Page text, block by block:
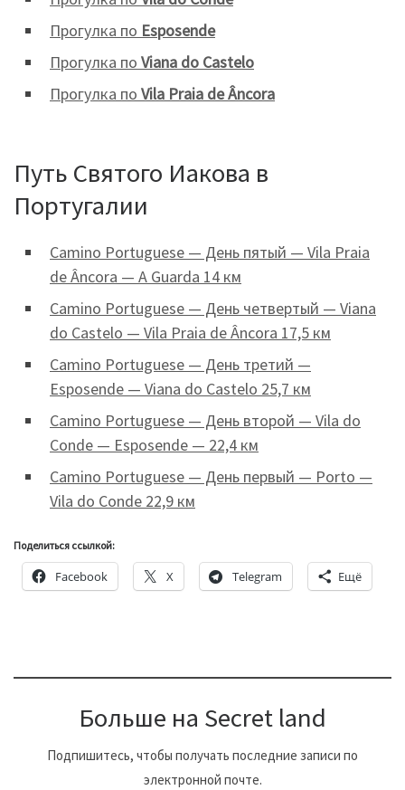
Прогулка по Esposende
Прогулка по Viana do Castelo
Прогулка по Vila Praia de Âncora
Путь Святого Иакова в
Португалии
Camino Portuguese — День пятый — Vila Praia
de Âncora — A Guarda 14 км
Camino Portuguese — День четвертый — Viana
do Castelo — Vila Praia de Âncora 17,5 км
Camino Portuguese — День третий —
Esposende — Viana do Castelo 25,7 км
Camino Portuguese — День второй — Vila do
Conde — Esposende — 22,4 км
Camino Portuguese — День первый — Porto —
Vila do Conde 22,9 км
Поделиться ссылкой:
Facebook X Telegram Ещё
Больше на Secret land
Подпишитесь, чтобы получать последние записи по
электронной почте.